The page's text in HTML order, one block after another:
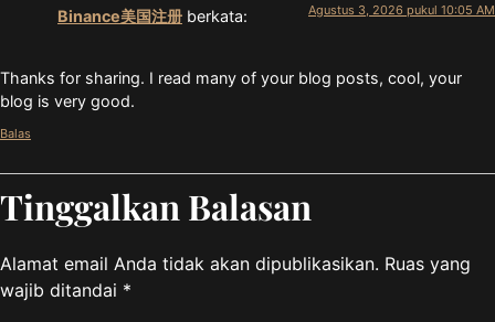
Binance美国注册 berkata: Agustus 3, 2026 pukul 10:05 AM
Thanks for sharing. I read many of your blog posts, cool, your
blog is very good.
Balas
Tinggalkan Balasan
Alamat email Anda tidak akan dipublikasikan. Ruas yang
wajib ditandai *